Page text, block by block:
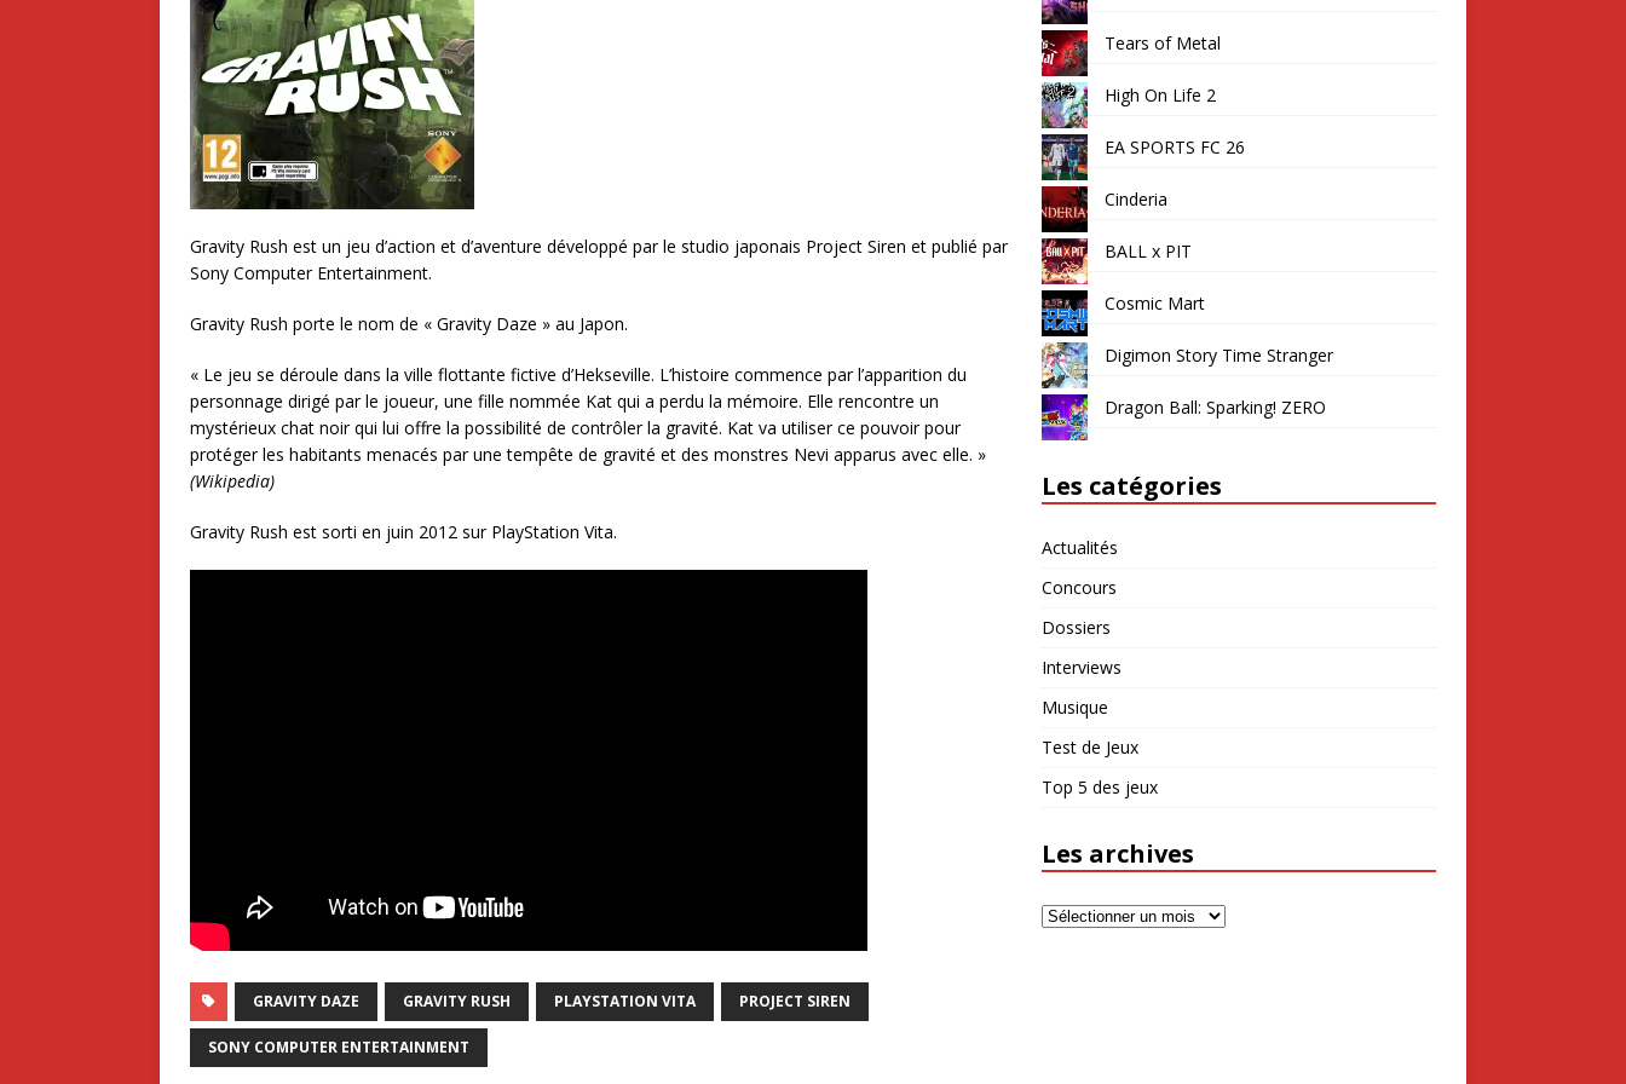
Gravity Rush est un jeu d’action et d’aventure développé par le studio japonais Project Siren et publié par
Sony Computer Entertainment.
Gravity Rush porte le nom de « Gravity Daze » au Japon.
« Le jeu se déroule dans la ville flottante fictive d’Hekseville. L’histoire commence par l’apparition du
personnage dirigé par le joueur, une fille nommée Kat qui a perdu la mémoire. Elle rencontre un
mystérieux chat noir qui lui offre la possibilité de contrôler la gravité. Kat va utiliser ce pouvoir pour
protéger les habitants menacés par une tempête de gravité et des monstres Nevi apparus avec elle. »
(Wikipedia)
Gravity Rush est sorti en juin 2012 sur PlayStation Vita.
GRAVITY DAZE GRAVITY RUSH PLAYSTATION VITA PROJECT SIREN
SONY COMPUTER ENTERTAINMENT
Tears of Metal
High On Life 2
EA SPORTS FC 26
Cinderia
BALL x PIT
Cosmic Mart
Digimon Story Time Stranger
Dragon Ball: Sparking! ZERO
Les catégories
Actualités
Concours
Dossiers
Interviews
Musique
Test de Jeux
Top 5 des jeux
Les archives